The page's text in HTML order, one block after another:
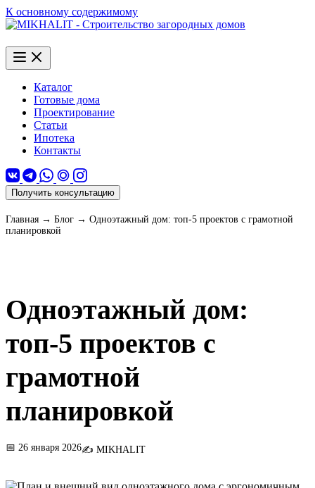
К основному содержимому
Каталог
Готовые дома
Проектирование
Статьи
Ипотека
Контакты
Получить консультацию
Главная → Блог → Одноэтажный дом: топ-5 проектов с грамотной
планировкой
Одноэтажный дом:
топ-5 проектов с
грамотной
планировкой
📅 26 января 2026✍️ MIKHALIT